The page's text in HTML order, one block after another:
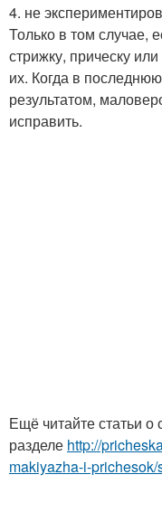
4. не
Только в том случае,
стрижку, прическу
их. Когда в
результатом,
исправить.
Ещё читайте статьи
разделе http://
makiyazha-i-prichesok/